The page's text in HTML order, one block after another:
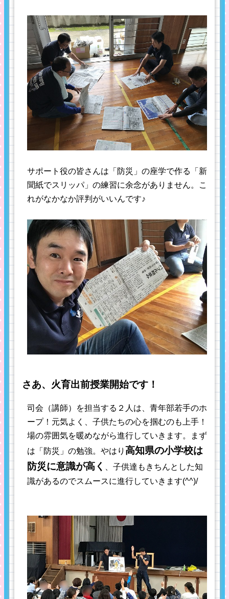
サポート役の皆さんは「防災」の座学で作る「新
聞紙でスリッパ」の練習に余念がありません。こ
れがなかなか評判がいいんです♪
さあ、火育出前授業開始です！
司会（講師）を担当する２人は、青年部若手のホ
ープ！元気よく、子供たちの心を掴むのも上手！
場の雰囲気を暖めながら進行していきます。まず
は「防災」の勉強。やはり 高知県の小学校は
防災に意識が高く
、子供達もきちんとした知
識があるのでスムースに進行していきます(^^)/